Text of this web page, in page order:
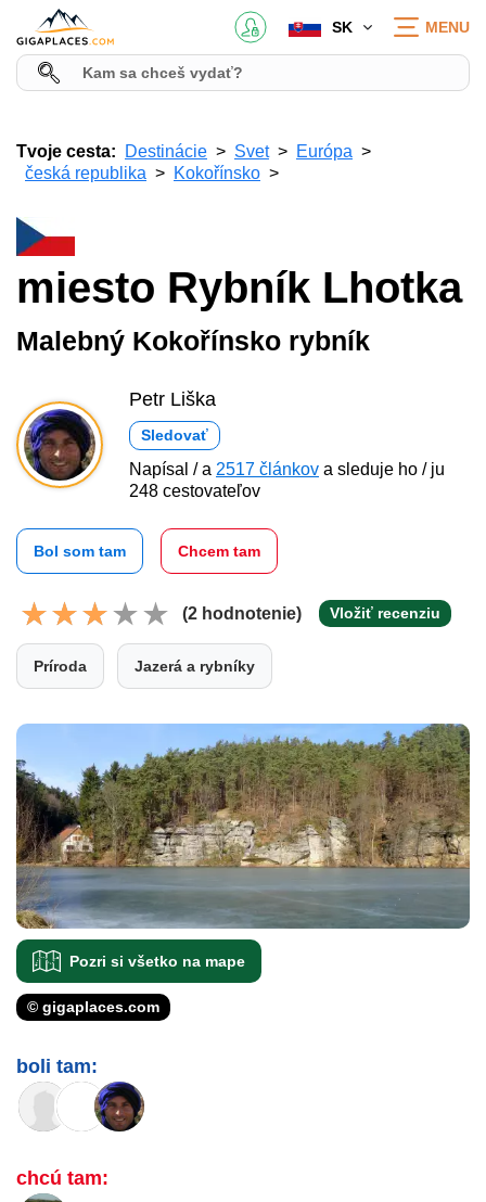
SK MENU
Tvoje cesta: Destinácie Svet
Európa
česká republika
Kokořínsko
miesto Rybník Lhotka
Malebný Kokořínsko rybník
Petr Liška
Sledovať
Napísal / a 2517 článkov a sleduje ho / ju
248 cestovateľov
Bol som tam Chcem tam
(2 hodnotenie) Vložiť recenziu
Príroda Jazerá a rybníky
Pozri si všetko na mape
© gigaplaces.com
boli tam:
chcú tam: